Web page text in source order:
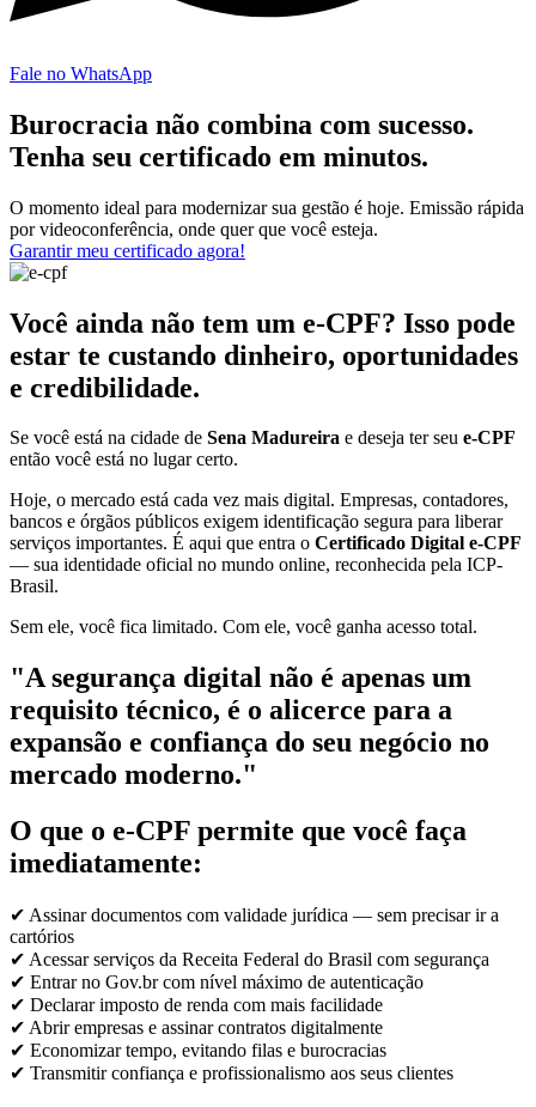
Fale no WhatsApp
Burocracia não combina com sucesso.
Tenha seu certificado em minutos.
O momento ideal para modernizar sua gestão é hoje. Emissão rápida
por videoconferência, onde quer que você esteja.
Garantir meu certificado agora!
Você ainda não tem um e-CPF? Isso pode
estar te custando dinheiro, oportunidades
e credibilidade.
Se você está na cidade de Sena Madureira e deseja ter seu e-CPF
então você está no lugar certo.
Hoje, o mercado está cada vez mais digital. Empresas, contadores,
bancos e órgãos públicos exigem identificação segura para liberar
serviços importantes. É aqui que entra o Certificado Digital e-CPF
— sua identidade oficial no mundo online, reconhecida pela ICP-
Brasil.
Sem ele, você fica limitado. Com ele, você ganha acesso total.
"A segurança digital não é apenas um
requisito técnico, é o alicerce para a
expansão e confiança do seu negócio no
mercado moderno."
O que o e-CPF permite que você faça
imediatamente:
✔ Assinar documentos com validade jurídica — sem precisar ir a
cartórios
✔ Acessar serviços da Receita Federal do Brasil com segurança
✔ Entrar no Gov.br com nível máximo de autenticação
✔ Declarar imposto de renda com mais facilidade
✔ Abrir empresas e assinar contratos digitalmente
✔ Economizar tempo, evitando filas e burocracias
✔ Transmitir confiança e profissionalismo aos seus clientes